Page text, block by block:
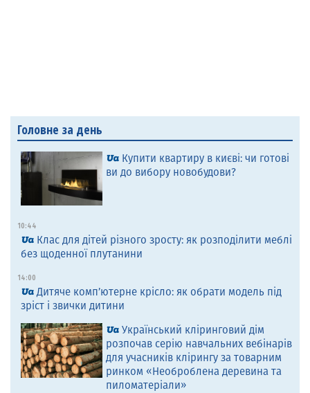
Головне за день
Купити квартиру в києві: чи готові
ви до вибору новобудови?
10:44
Клас для дітей різного зросту: як розподілити меблі
без щоденної плутанини
14:00
Дитяче комп’ютерне крісло: як обрати модель під
зріст і звички дитини
Український кліринговий дім
розпочав серію навчальних вебінарів
для учасників клірингу за товарним
ринком «Необроблена деревина та
пиломатеріали»